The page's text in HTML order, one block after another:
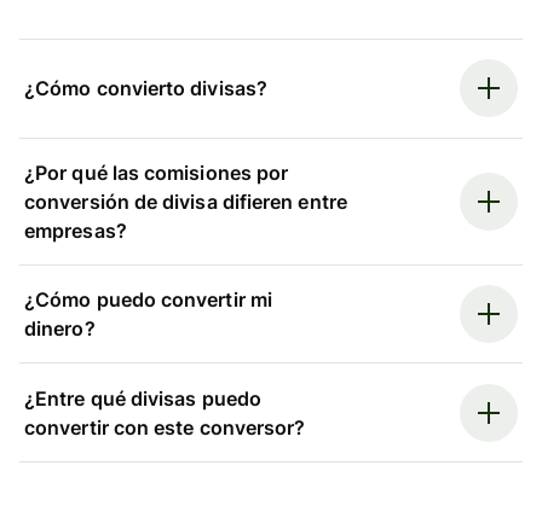
¿Cómo convierto divisas?
¿Por qué las comisiones por
conversión de divisa difieren entre
empresas?
¿Cómo puedo convertir mi
dinero?
¿Entre qué divisas puedo
convertir con este conversor?